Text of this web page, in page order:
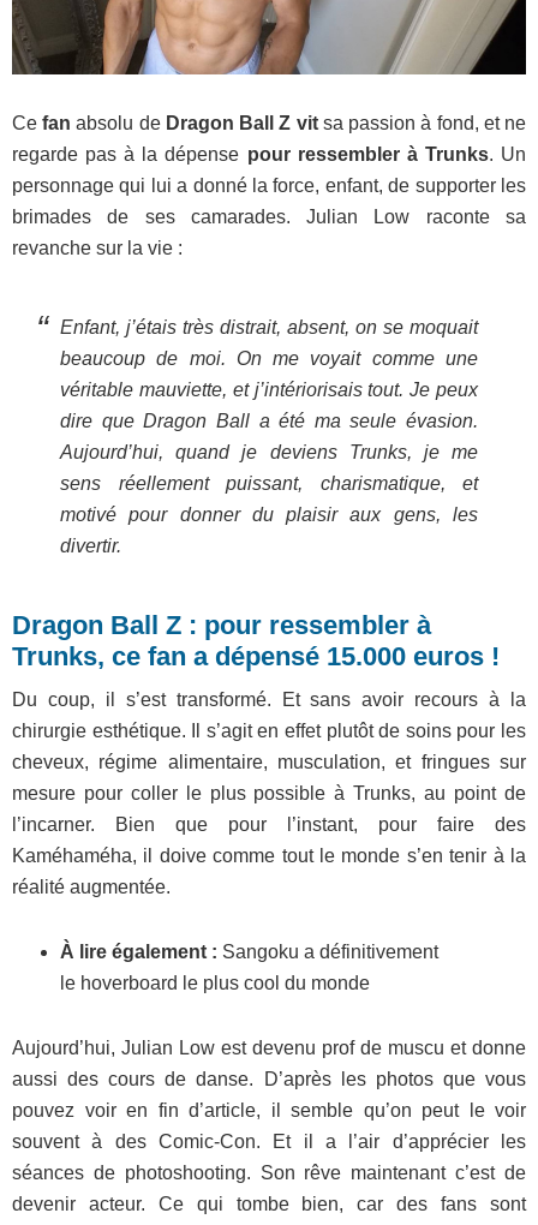
Cefan absolu de Dragon Ball Z vitsa passion à fond, et ne
regarde pas à la dépense pour ressembler à Trunks. Un
personnage qui lui a donné la force, enfant, de supporter les
brimades de ses camarades. Julian Low raconte sa
revanche sur la vie :
Enfant, j’étais très distrait, absent, on se moquait
beaucoup de moi. On me voyait comme une
véritable mauviette, et j’intériorisais tout. Je peux
dire que Dragon Ball a été ma seule évasion.
Aujourd’hui, quand je deviens Trunks, je me
sens réellement puissant, charismatique, et
motivé pour donner du plaisir aux gens, les
divertir.
Dragon Ball Z : pour ressembler à
Trunks, ce fan a dépensé 15.000 euros !
Du coup, il s’est transformé. Et sans avoir recours à la
chirurgie esthétique. Il s’agit en effet plutôt de soins pour les
cheveux, régime alimentaire, musculation, et fringues sur
mesure pour coller le plus possible à Trunks, au point de
l’incarner. Bien que pour l’instant, pour faire des
Kaméhaméha, il doive comme tout le monde s’en tenir à la
réalité augmentée.
À lire également : Sangoku a définitivement
le hoverboard le plus cool du monde
Aujourd’hui, Julian Low est devenu prof de muscu et donne
aussi des cours de danse. D’après les photos que vous
pouvez voir en fin d’article, il semble qu’on peut le voir
souvent à des Comic-Con. Et il a l’air d’apprécier les
séances de photoshooting. Son rêve maintenant c’est de
devenir acteur. Ce qui tombe bien, car des fans sont